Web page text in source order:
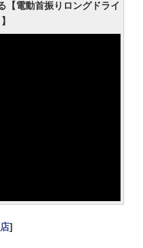
【電動首振りロングドライ
]